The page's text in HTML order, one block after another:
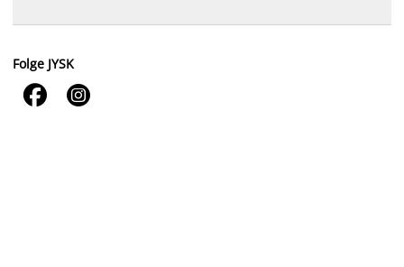
Folge JYSK
 